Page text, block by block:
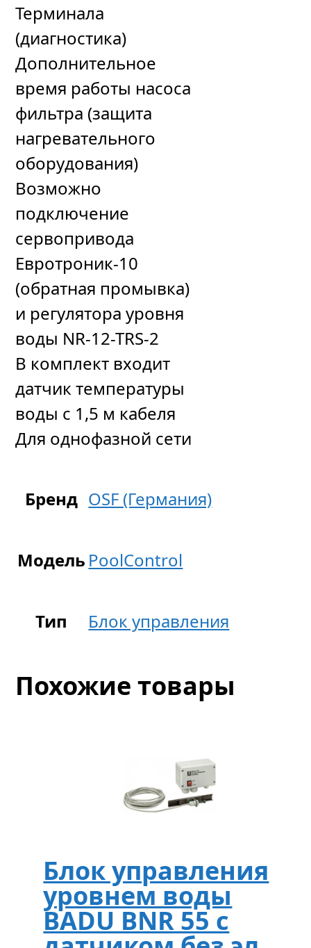
Терминала
(диагностика)
Дополнительное
время работы насоса
фильтра (защита
нагревательного
оборудования)
Возможно
подключение
сервопривода
Евротроник-10
(обратная промывка)
и регулятора уровня
воды NR-12-TRS-2
В комплект входит
датчик температуры
воды с 1,5 м кабеля
Для однофазной сети
Бренд OSF (Германия)
Модель PoolСontrol
Тип Блок управления
Похожие товары
Блок управления
уровнем воды
BADU BNR 55 с